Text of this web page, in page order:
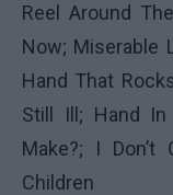
Reel Around
Now; Miserable
Hand That
Still Ill; Hand
Make?; I
Children